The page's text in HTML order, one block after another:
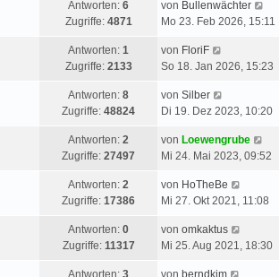
Antworten: 6
Zugriffe: 4871
von Bullenwächter
Mo 23. Feb 2026, 15:11
Antworten: 1
Zugriffe: 2133
von FloriF
So 18. Jan 2026, 15:23
Antworten: 8
Zugriffe: 48824
von Silber
Di 19. Dez 2023, 10:20
Antworten: 2
Zugriffe: 27497
von Loewengrube
Mi 24. Mai 2023, 09:52
Antworten: 2
Zugriffe: 17386
von HoTheBe
Mi 27. Okt 2021, 11:08
Antworten: 0
Zugriffe: 11317
von omkaktus
Mi 25. Aug 2021, 18:30
Antworten: 3
von berndkim